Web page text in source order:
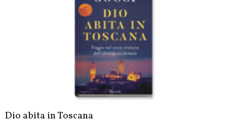
Dio abita in Toscana